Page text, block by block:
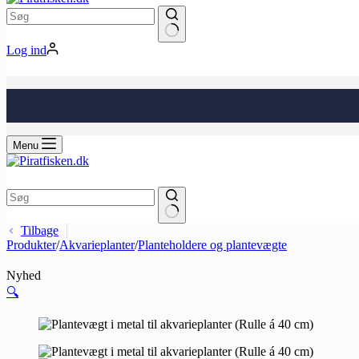
Ingen
Log ind
Menu
Ingen
resultater
Tilbage
Produkter/Akvarieplanter/Planteholdere og plantevægte
Nyhed
🔍